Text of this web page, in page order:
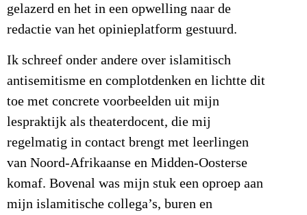
gelazerd en het in een opwelling naar de
redactie van het opinieplatform gestuurd.
Ik schreef onder andere over islamitisch
antisemitisme en complotdenken en lichtte dit
toe met concrete voorbeelden uit mijn
lespraktijk als theaterdocent, die mij
regelmatig in contact brengt met leerlingen
van Noord-Afrikaanse en Midden-Oosterse
komaf. Bovenal was mijn stuk een oproep aan
mijn islamitische collega’s, buren en